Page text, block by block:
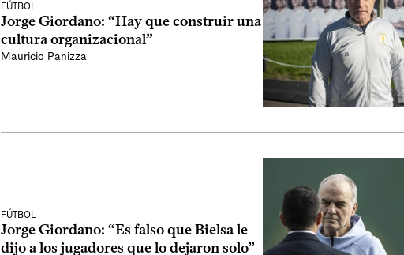
FÚTBOL
Jorge Giordano: “Hay que construir una
cultura organizacional”
Mauricio Panizza
FÚTBOL
Jorge Giordano: “Es falso que Bielsa le
dijo a los jugadores que lo dejaron solo”